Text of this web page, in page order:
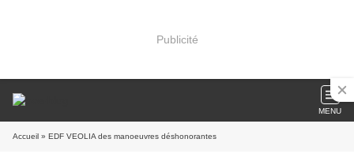
Publicité
MENU
Accueil » EDF VEOLIA des manoeuvres déshonorantes